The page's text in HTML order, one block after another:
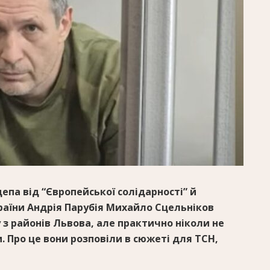
від “Європейської солідарності” й
Андрія Парубія Михайло Сцельніков
районів Львова, але практично ніколи не
Про це вони розповіли в сюжеті для ТСН,